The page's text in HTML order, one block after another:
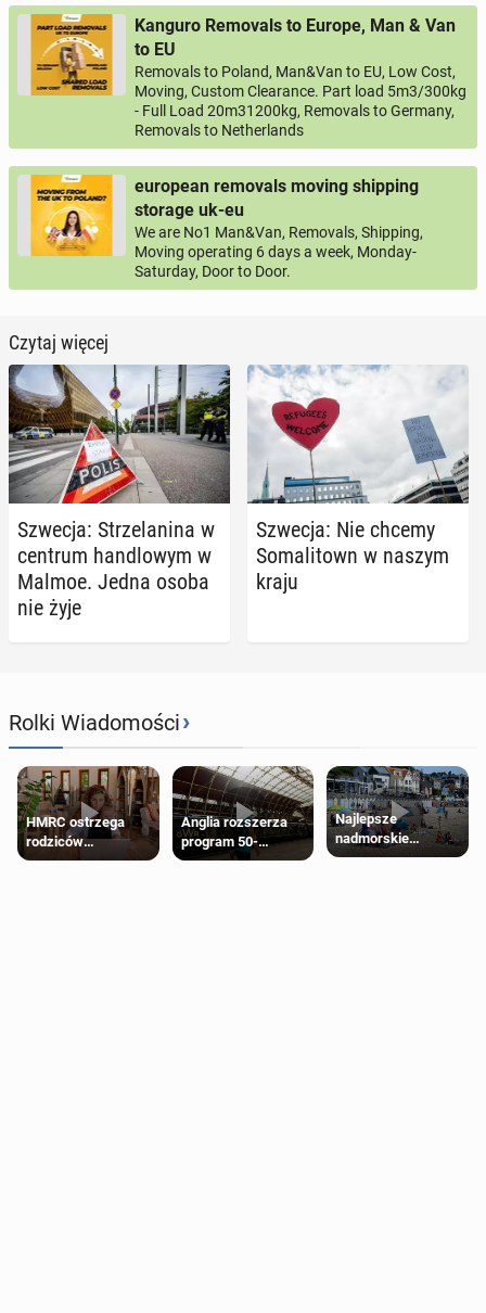
Kanguro Removals to Europe, Man & Van
to EU
Removals to Poland, Man&Van to EU, Low Cost,
Moving, Custom Clearance. Part load 5m3/300kg
- Full Load 20m31200kg, Removals to Germany,
Removals to Netherlands
european removals moving shipping
storage uk-eu
We are No1 Man&Van, Removals, Shipping,
Moving operating 6 days a week, Monday-
Saturday, Door to Door.
Czytaj więcej
Szwecja: Strze­la­ni­na w
centrum han­dlo­wym w
Malmoe. Jedna osoba
nie żyje
Szwecja: Nie chcemy
So­ma­li­town w naszym
kraju
Rolki Wiadomości›
HMRC ostrzega
rodziców
pobierających Child
Anglia rozszerza
program 50-
procentowych
Najlepsze
nadmorskie
miasteczko blisko